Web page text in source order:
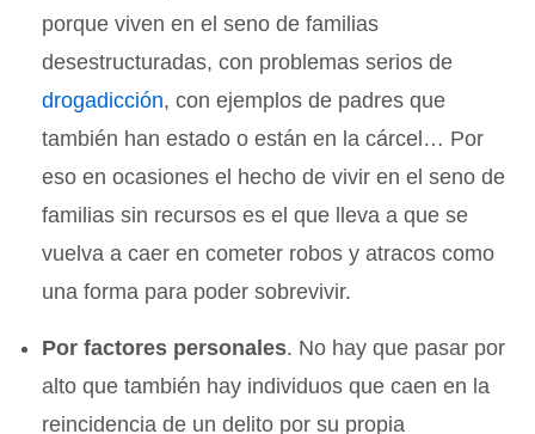
porque viven en el seno de familias
desestructuradas, con problemas serios de
drogadicción, con ejemplos de padres que
también han estado o están en la cárcel… Por
eso en ocasiones el hecho de vivir en el seno de
familias sin recursos es el que lleva a que se
vuelva a caer en cometer robos y atracos como
una forma para poder sobrevivir.
Por factores personales. No hay que pasar por
alto que también hay individuos que caen en la
reincidencia de un delito por su propia